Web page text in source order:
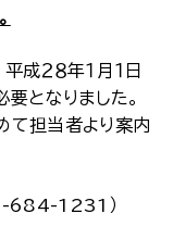
成２８年１月１日
要となりました。
て担当者より案内
684-1231）